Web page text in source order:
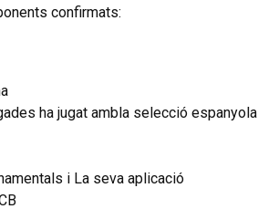
confirmats:
ha jugat amb la selecció espanyola
i La seva aplicació